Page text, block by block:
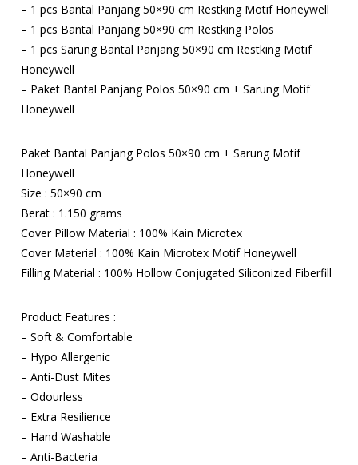
– 1 pcs Bantal Panjang 50×90 cm Restking Motif Honeywell
– 1 pcs Bantal Panjang 50×90 cm Restking Polos
– 1 pcs Sarung Bantal Panjang 50×90 cm Restking Motif
Honeywell
– Paket Bantal Panjang Polos 50×90 cm + Sarung Motif
Honeywell
Paket Bantal Panjang Polos 50×90 cm + Sarung Motif
Honeywell
Size : 50×90 cm
Berat : 1.150 grams
Cover Pillow Material : 100% Kain Microtex
Cover Material : 100% Kain Microtex Motif Honeywell
Filling Material : 100% Hollow Conjugated Siliconized Fiberfill
Product Features :
– Soft & Comfortable
– Hypo Allergenic
– Anti-Dust Mites
– Odourless
– Extra Resilience
– Hand Washable
– Anti-Bacteria